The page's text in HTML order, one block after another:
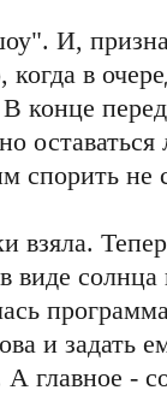
И,
в
спорить не
взяла.
виде
и задать
главное -